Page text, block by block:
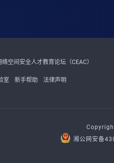
络空间安全人才教育论坛（CEAC）
室 新手帮助 法律声明
湘公网安备